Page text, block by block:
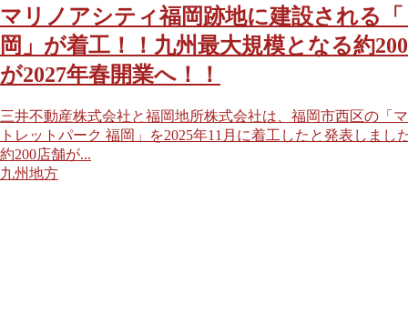
マリノアシティ福岡跡地に建設される
岡」が着工！！九州最大規模となる約
が2027年春開業へ！！
三井不動産株式会社と福岡地所株式会社は、福岡市西区の「
トレットパーク 福岡」を2025年11月に着工したと発表しま
約200店舗が...
九州地方